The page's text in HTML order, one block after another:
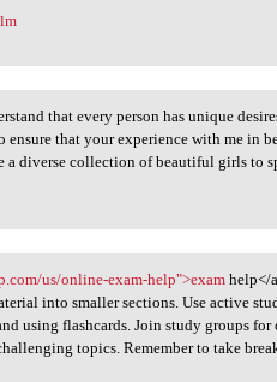
that every person has unique
that your experience with me in
diverse collection of beautiful girls to
us/online-exam-help">exam help</
into smaller sections. Use active
using flashcards. Join study groups
topics. Remember to take